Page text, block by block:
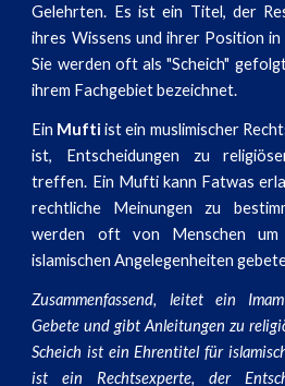
Gelehrten. Es ist ein Titel, der
ihres Wissens und ihrer Position
Sie werden oft als "Scheich"
ihrem Fachgebiet bezeichnet.
Ein Mufti ist ein muslimischer
ist, Entscheidungen zu
treffen. Ein Mufti kann Fatwas
rechtliche Meinungen zu
werden oft von Menschen um
islamischen Angelegenheiten
Zusammenfassend, leitet ein
Gebete und gibt Anleitungen zu
Scheich ist ein Ehrentitel für
ist ein Rechtsexperte, der